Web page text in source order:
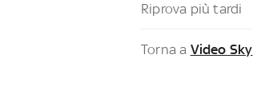
Riprova più tardi
Torna a Video Sky